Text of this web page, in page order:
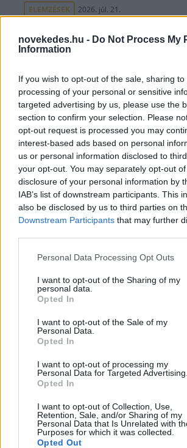
novekedes.hu - Do Not Process My
Information
If you wish to opt-out of the sale, sharing
processing of your personal or sensitive
targeted advertising by us, please use the
section to confirm your selection. Please
opt-out request is processed you may
interest-based ads based on personal
us or personal information disclosed to
your opt-out. You may separately opt-out
disclosure of your personal information by
IAB’s list of downstream participants. This
also be disclosed by us to third parties on
Downstream Participants that may further
Please note that this website/app uses one
not limited to your visit or usage behaviour.
grant or deny consent to Google and its
use your data for below specified purposes
consent section.
Personal Data Processing Opt Outs
I want to opt-out of the Sharing of my
personal data.
Opted In
I want to opt-out of the Sale of my
Personal Data.
Opted In
I want to opt-out of processing my
Personal Data for Targeted Advertising.
Opted In
I want to opt-out of Collection, Use,
Retention, Sale, and/or Sharing of my
Personal Data that Is Unrelated with
Purposes for which it was collected.
Opted Out
ELEMZÉSEK 2026. júl. 21.
Kéthónapos a Tisza-kormány:
ELEMZÉSEK 2026. júl. 21.
pénzek érkezéséhez még
ELEMZÉSEK